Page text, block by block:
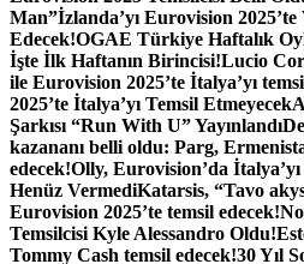
Man”İzlanda’yı Eurovision
Edecek!OGAE Türkiye Haftalık
İşte İlk Haftanın Birincisi!Lucio
ile Eurovision 2025’te İtalya’yı
2025’te İtalya’yı Temsil Etmeyecek
Şarkısı “Run With U” Yayınlandı
kazananı belli oldu: Parg,
edecek!Olly, Eurovision’da
Henüz VermediKatarsis, “Tavo
Eurovision 2025’te temsil edecek!
Temsilcisi Kyle Alessandro Oldu!
Tommy Cash temsil edecek!30 Yıl